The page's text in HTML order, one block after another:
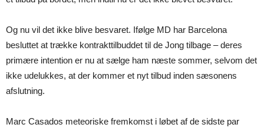
Og nu vil det ikke blive besvaret. Ifølge MD har Barcelona
besluttet at trække kontrakttilbuddet til de Jong tilbage – deres
primære intention er nu at sælge ham næste sommer, selvom det
ikke udelukkes, at der kommer et nyt tilbud inden sæsonens
afslutning.
Marc Casados meteoriske fremkomst i løbet af de sidste par